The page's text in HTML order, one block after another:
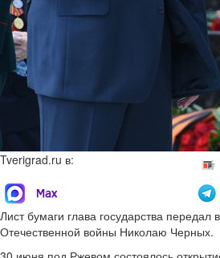
Tverigrad.ru в:
Лист бумаги глава государства передал
Отечественной войны Николаю Черных.